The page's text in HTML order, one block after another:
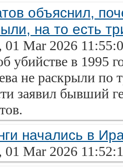
объяснил,
на то есть
01 Mar 2026
убийстве в 1995
не раскрыли
заявил бывший
начались в
01 Mar 2026